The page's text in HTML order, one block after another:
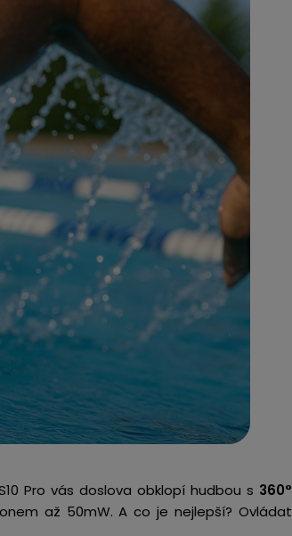
Pro vás doslova obklopí hudbou s 360°
až 50mW.A co je nejlepší? Ovládat